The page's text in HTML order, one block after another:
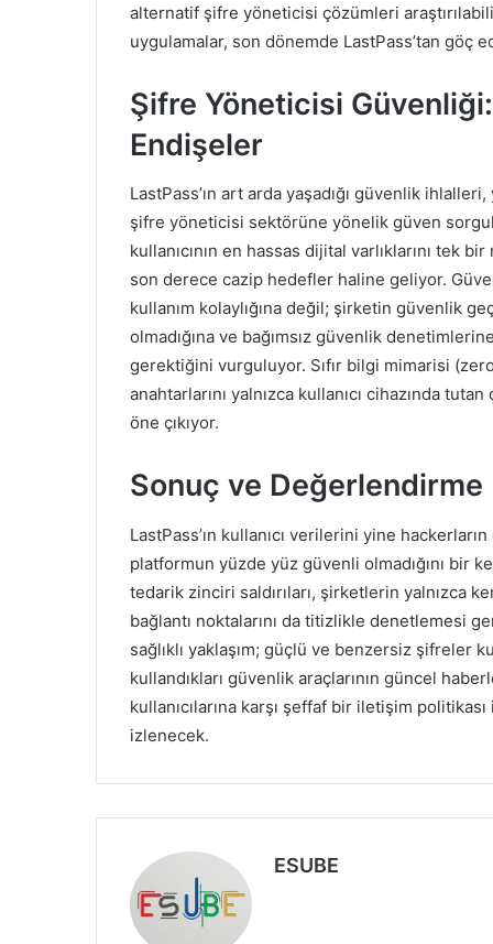
alternatif şifre yöneticisi çözümleri
uygulamalar, son dönemde LastPass’tan göç
Şifre Yöneticisi
Endişeler
LastPass’ın art arda yaşadığı güvenlik
şifre yöneticisi sektörüne yönelik güven
kullanıcının en hassas dijital varlıklarını tek
son derece cazip hedefler haline geliyor.
kullanım kolaylığına değil; şirketin güvenlik
olmadığına ve bağımsız güvenlik
gerektiğini vurguluyor. Sıfır bilgi mimarisi
anahtarlarını yalnızca kullanıcı cihazında
öne çıkıyor.
Sonuç ve Değerlendirme
LastPass’ın kullanıcı verilerini yine
platformun yüzde yüz güvenli olmadığını bir
tedarik zinciri saldırıları, şirketlerin yalnızca
bağlantı noktalarını da titizlikle denetlemesi
sağlıklı yaklaşım; güçlü ve benzersiz şifreler
kullandıkları güvenlik araçlarının güncel
kullanıcılarına karşı şeffaf bir iletişim
izlenecek.
ESUBE